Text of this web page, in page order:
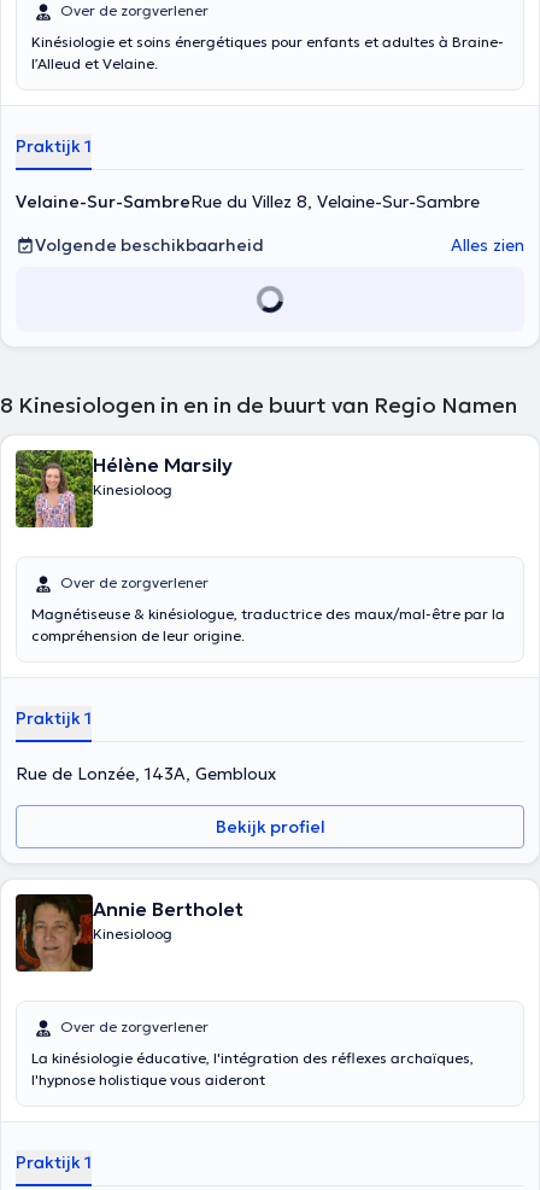
Over de zorgverlener
Kinésiologie et soins énergétiques pour enfants et adultes à Braine-
l’Alleud et Velaine.
Praktijk 1
Velaine-Sur-SambreRue du Villez 8, Velaine-Sur-Sambre
Volgende beschikbaarheid
Alles zien
8 Kinesiologen in en in de buurt van Regio Namen
Hélène Marsily
Kinesioloog
Over de zorgverlener
Magnétiseuse & kinésiologue, traductrice des maux/mal-être par la
compréhension de leur origine.
Praktijk 1
Rue de Lonzée, 143A, Gembloux
Bekijk profiel
Annie Bertholet
Kinesioloog
Over de zorgverlener
La kinésiologie éducative, l'intégration des réflexes archaïques,
l'hypnose holistique vous aideront
Praktijk 1